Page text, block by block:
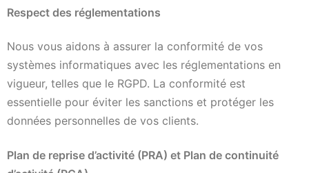
Respect des réglementations
Nous vous aidons à assurer la conformité de vos
systèmes informatiques avec les réglementations en
vigueur, telles que le RGPD. La conformité est
essentielle pour éviter les sanctions et protéger les
données personnelles de vos clients.
Plan de reprise d’activité (PRA) et Plan de continuité